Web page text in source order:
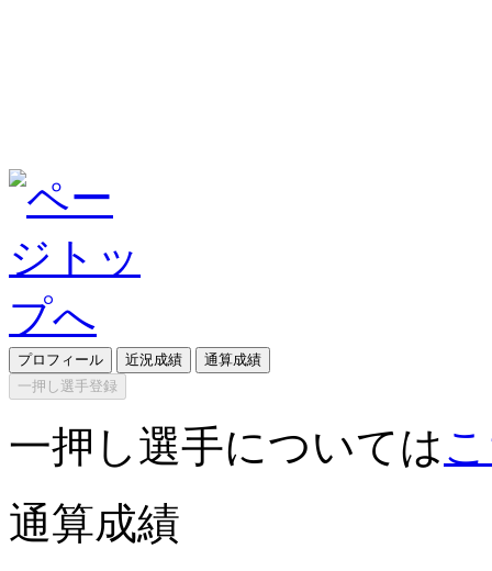
プロフィール 近況成績
通算成績
一押し選手登録
一押し選手については
通算成績